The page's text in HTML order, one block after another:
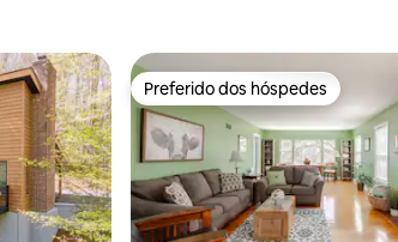
Preferido dos hóspedes
Preferido dos hóspedes